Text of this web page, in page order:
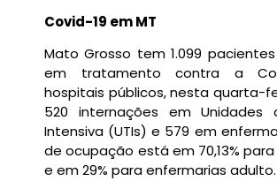
Covid-19 em MT
Mato Grosso tem 1.099
em tratamento contra a
hospitais públicos, nesta quarta-
520 internações em Unidades
Intensiva (UTIs) e 579 em
de ocupação está em 70,13% para
e em 29% para enfermarias adulto.